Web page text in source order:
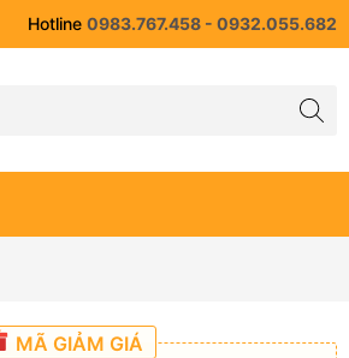
Hotline 0983.767.458 - 0932.055.682
MÃ GIẢM GIÁ